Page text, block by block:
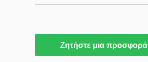
Ζητήστε μια προσφορά